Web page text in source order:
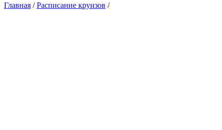
Главная /Расписание круизов /